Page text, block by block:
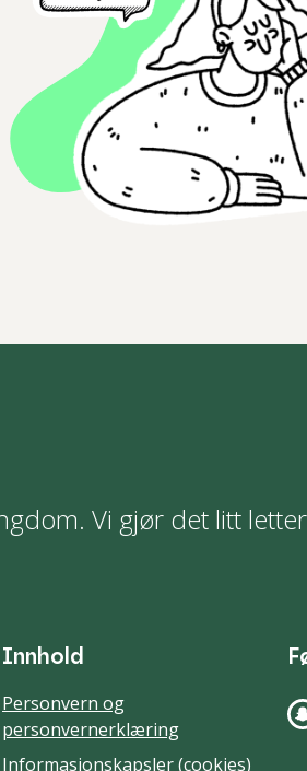
Vi gjør det litt
Innhold
Personvern og
personvernerklæring
Informasjonskapsler (cookies)